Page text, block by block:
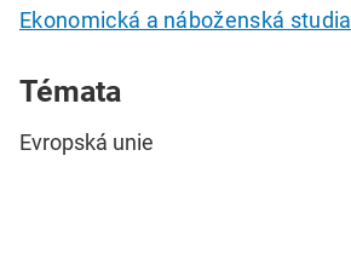
Ekonomická a náboženská studia
Témata
Evropská unie